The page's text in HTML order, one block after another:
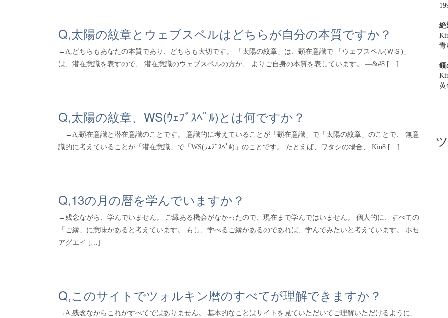
Q,太陽の紋章とウェブスペルはどちらが自分の本質ですか？
→A,どちらもあなたの本質であり、どちらも大切です。 「太陽の紋章」は、顕在意識で 「ウェブスペル(ＷＳ)」
は、潜在意識を表すので、 潜在意識のウェブスペルの方が、 よりご自身の本質を表しています。 —&#8 […]
Q,太陽の紋章、WS(ｳｪﾌﾞｽﾍﾟﾙ)とは何ですか？
→A,顕在意識と潜在意識のことです。 意識的に考えていることが「顕在意識」で「太陽の紋章」のことで、 無意
識的に考えていることが「潜在意識」で「WS(ｳｪﾌﾞｽﾍﾟﾙ)」のことです。 たとえば、ワタシの場合、 Kin8 […]
Q,13の月の暦を学んでいますか？
→残念ながら、学んでいません。 ご縁ある機会がなかったので、現在まで学んではいません。 個人的に、すべての
「ご縁」に意味があると考えています。 もし、学べるご縁があるのであれば、学んでみたいと考えています。 ホセ
アグエイ […]
Q,このサイトでツォルキン暦のすべてが理解できますか？
→A,残念ながらこれがすべてではありません。 基本的なことはサイトを見ていただいてご理解いただけるように、
絶
青
鏡
黄